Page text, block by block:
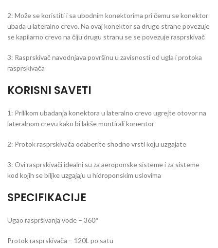
2: Može se koristiti i sa ubodnim konektorima pri čemu se konektor
ubada u lateralno crevo. Na ovaj konektor sa druge strane povezuje
se kapilarno crevo na čiju drugu stranu se se povezuje rasprskivač
3: Rasprskivač navodnjava površinu u zavisnosti od ugla i protoka
rasprskivača
KORISNI SAVETI
1: Prilikom ubadanja konektora u lateralno crevo ugrejte otovor na
lateralnom crevu kako bi lakše montirali konentor
2: Protok rasprskivača odaberite shodno vrsti koju uzgajate
3: Ovi rasprskivači idealni su za aeroponske sisteme i za sisteme
kod kojih se biljke uzgajaju u hidroponskim uslovima
SPECIFIKACIJE
Ugao raspršivanja vode – 360°
Protok rasprskivača – 120L po satu